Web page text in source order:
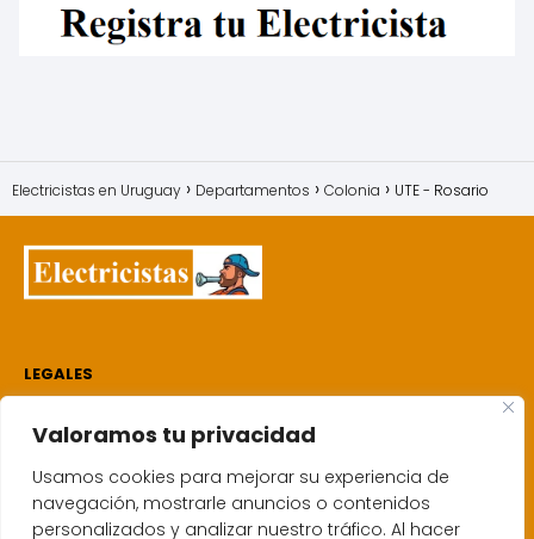
Valoramos tu privacidad
Usamos cookies para mejorar su experiencia de
navegación, mostrarle anuncios o contenidos
personalizados y analizar nuestro tráfico. Al hacer
Electricistas en Uruguay Departamentos Colonia UTE - Rosario
LEGALES
Quien soy
Política de cookies
Aviso de privacidad
Mapa del sitio